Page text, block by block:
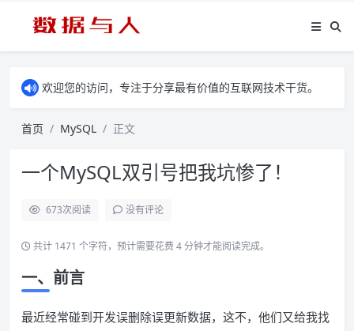
欢迎您的访问，专注于分享最有价值的互联网技术干货。
首页 MySQL 正文
一个MySQL双引号把我坑惨了！
673次阅读 没有评论
共计 1471 个字符，预计需要花费 4 分钟才能阅读完成。
一、前言
最近经常碰到开发误删除误更新数据，这不，他们又给我找